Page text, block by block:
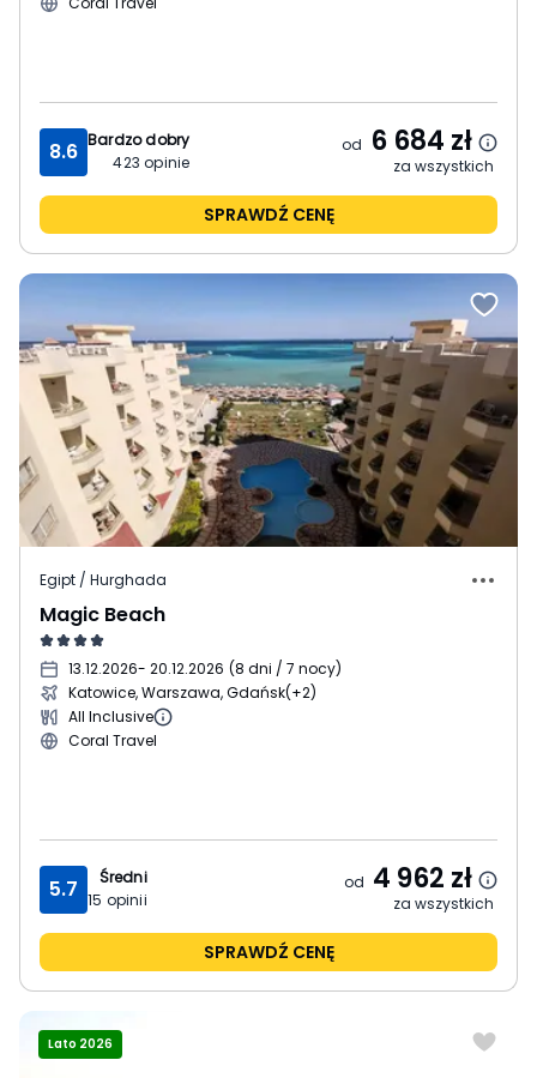
8.6 Bardzo dobry
423 opinie
od 6 684 zł
za wszystkich
SPRAWDŹ CENĘ
Egipt / Hurghada
Magic Beach
13.12.2026- 20.12.2026 (8 dni / 7 nocy)
Katowice, Warszawa, Gdańsk(+2)
All Inclusive
Coral Travel
5.7
Średni
15 opinii
od 4 962 zł
za wszystkich
SPRAWDŹ CENĘ
Lato 2026